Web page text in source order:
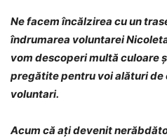
Ne facem încălzirea cu un
îndrumarea voluntarei
vom descoperi multă culoare
pregătite pentru voi alături de
voluntari.
Acum că ați devenit